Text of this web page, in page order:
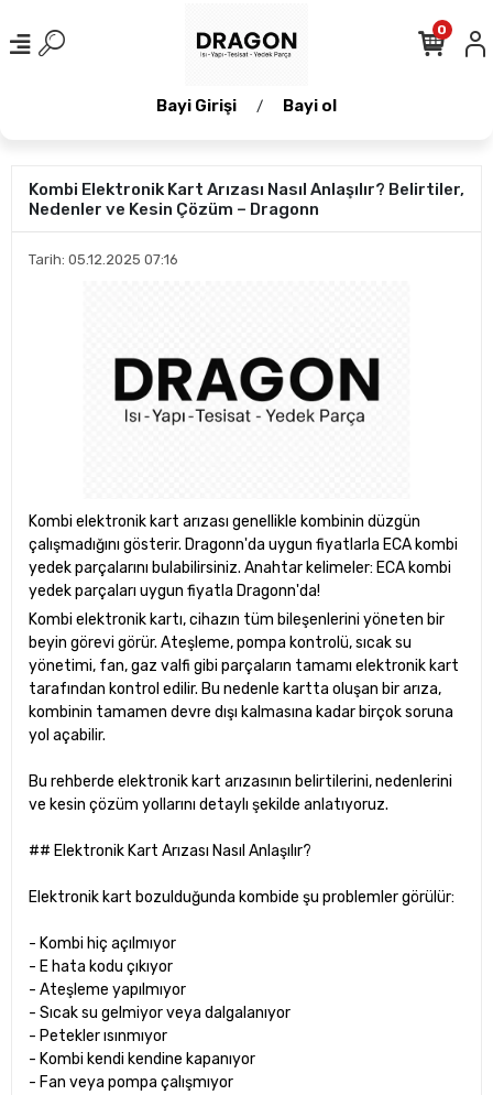
Bayi Girişi / Bayi ol
0
Kombi Elektronik Kart Arızası Nasıl Anlaşılır? Belirtiler,
Nedenler ve Kesin Çözüm – Dragonn
Tarih: 05.12.2025 07:16
Kombi elektronik kart arızası genellikle kombinin düzgün
çalışmadığını gösterir. Dragonn'da uygun fiyatlarla ECA kombi
yedek parçalarını bulabilirsiniz. Anahtar kelimeler: ECA kombi
yedek parçaları uygun fiyatla Dragonn'da!
Kombi elektronik kartı, cihazın tüm bileşenlerini yöneten bir
beyin görevi görür. Ateşleme, pompa kontrolü, sıcak su
yönetimi, fan, gaz valfi gibi parçaların tamamı elektronik kart
tarafından kontrol edilir. Bu nedenle kartta oluşan bir arıza,
kombinin tamamen devre dışı kalmasına kadar birçok soruna
yol açabilir.
Bu rehberde elektronik kart arızasının belirtilerini, nedenlerini
ve kesin çözüm yollarını detaylı şekilde anlatıyoruz.
## Elektronik Kart Arızası Nasıl Anlaşılır?
Elektronik kart bozulduğunda kombide şu problemler görülür:
- Kombi hiç açılmıyor
- E hata kodu çıkıyor
- Ateşleme yapılmıyor
- Sıcak su gelmiyor veya dalgalanıyor
- Petekler ısınmıyor
- Kombi kendi kendine kapanıyor
- Fan veya pompa çalışmıyor